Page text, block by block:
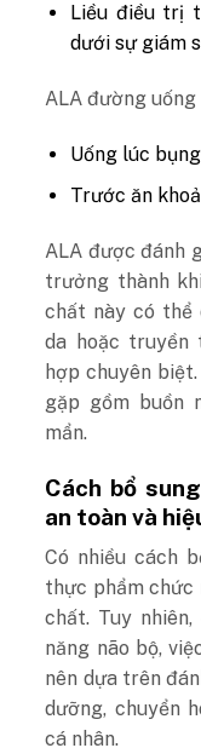
Liều điều trị
dưới sự giám
ALA đường
Uống lúc
Trước ăn
ALA được đánh
trưởng thành
chất này có thể
da hoặc truyền
hợp chuyên
gặp gồm buồn
mẩn.
Cách bổ
an toàn và
Có nhiều cách
thực phẩm chức
chất. Tuy
năng não bộ,
nên dựa trên
dưỡng, chuyển
cá nhân.